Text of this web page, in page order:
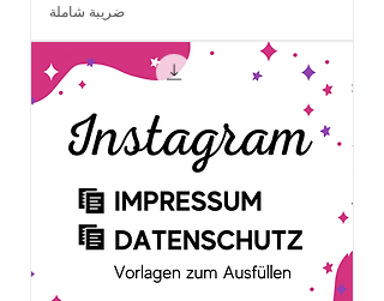
ضريبة شاملة